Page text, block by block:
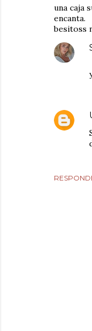
una caja
encanta.
besitoss